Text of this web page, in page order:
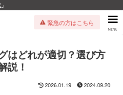
緊急の方はこちら
はどれが適切？選び方
説！
2026.01.19 2024.09.20